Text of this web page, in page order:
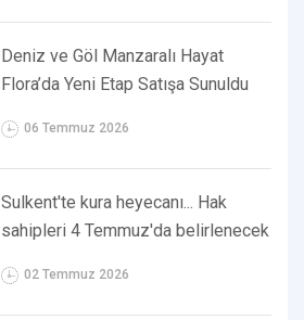
Deniz ve Göl Manzaralı Hayat
Flora’da Yeni Etap Satışa Sunuldu
06 Temmuz 2026
Sulkent'te kura heyecanı... Hak
sahipleri 4 Temmuz'da belirlenecek
02 Temmuz 2026